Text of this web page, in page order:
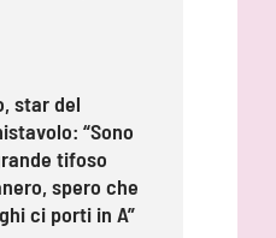
star del
“Sono
tifoso
spero che
ci porti in A”